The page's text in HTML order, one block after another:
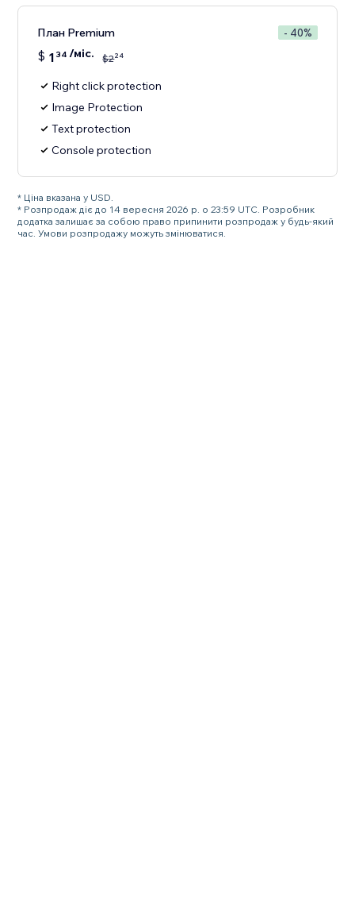
План Premium - 40%
$ 1 34 /міс. $224
Right click protection
Image Protection
Text protection
Console protection
* Ціна вказана у USD.
* Розпродаж діє до 14 вересня 2026 р. о 23:59 UTC. Розробник
додатка залишає за собою право припинити розпродаж у будь-який
час. Умови розпродажу можуть змінюватися.